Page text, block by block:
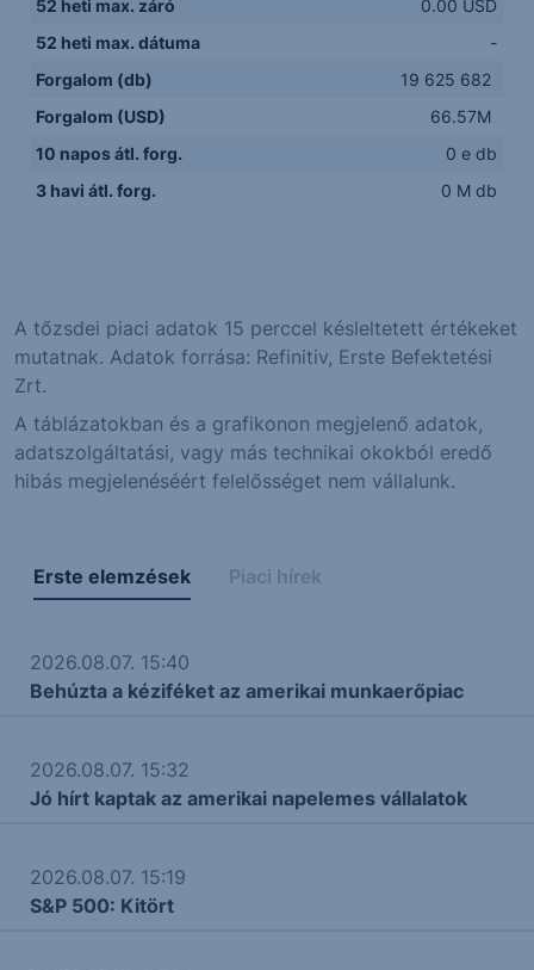
52 heti max. záró
0.00 USD
52 heti max. dátuma
-
Forgalom (db)
19 625 682
Forgalom (USD)
66.57M
10 napos átl. forg.
0 e db
3 havi átl. forg.
0 M db
A tőzsdei piaci adatok 15 perccel késleltetett értékeket
mutatnak. Adatok forrása: Refinitiv, Erste Befektetési
Zrt.
A táblázatokban és a grafikonon megjelenő adatok,
adatszolgáltatási, vagy más technikai okokból eredő
hibás megjelenéséért felelősséget nem vállalunk.
Erste elemzések Piaci hírek
2026.08.07. 15:40
Behúzta a kéziféket az amerikai munkaerőpiac
2026.08.07. 15:32
Jó hírt kaptak az amerikai napelemes vállalatok
2026.08.07. 15:19
S&P 500: Kitört